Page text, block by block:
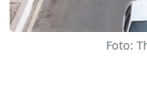
Foto: